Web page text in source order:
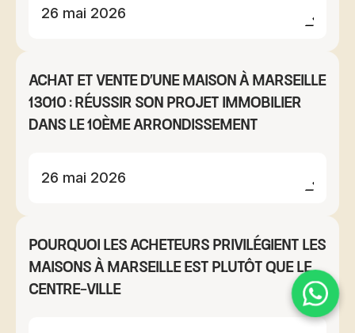
26 mai 2026
Achat et vente d'une maison à Marseille
13010 : réussir son projet immobilier
dans le 10ème arrondissement
26 mai 2026
Pourquoi les acheteurs privilégient les
maisons à Marseille Est plutôt que le
centre-ville